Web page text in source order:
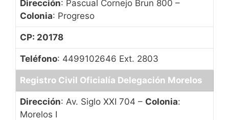
Dirección: Pascual Cornejo Brun 800 –
Colonia: Progreso
CP: 20178
Teléfono: 4499102646 Ext. 2803
Registro Civil Oficialía Delegación Morelos
Dirección: Av. Siglo XXI 704 – Colonia:
Morelos I